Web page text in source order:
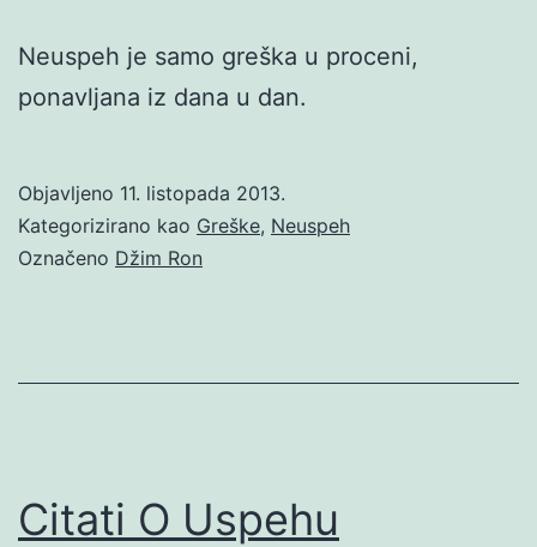
Neuspeh je samo greška u proceni,
ponavljana iz dana u dan.
Objavljeno 11. listopada 2013.
Kategorizirano kao Greške, Neuspeh
Označeno Džim Ron
Citati O Uspehu